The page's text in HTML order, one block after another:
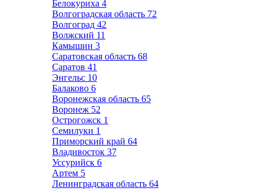
Белокуриха 4
Волгоградская область 72
Волгоград 42
Волжский 11
Камышин 3
Саратовская область 68
Саратов 41
Энгельс 10
Балаково 6
Воронежская область 65
Воронеж 52
Острогожск 1
Семилуки 1
Приморский край 64
Владивосток 37
Уссурийск 6
Артем 5
Ленинградская область 64